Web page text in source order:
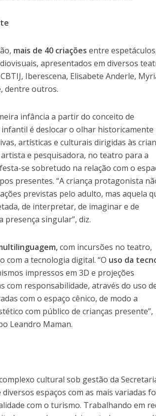
mais de 40 criaçõesentre
apresentados em diversos
Iberescena, Elisabete Anderle,
dentre outros.
infância a partir do conceito de
é deslocar o olhar historicamente
artísticas e culturais dirigidas às
e pesquisadora, no teatro para a
se sobretudo na relação com o
presentes. “A criança protagonista
previstas pelo adulto, mas aquela
de interpretar, de imaginar e de
singular”, diz.
com incursões no teatro,
com a tecnologia digital. “O uso da
impressos em 3D e projeções
com responsabilidade, através do uso
com o espaço cênico, de modo a
com público de crianças presente”,
Leandro Maman.
cultural sob gestão da
espaços com as mais variadas
com o turismo. Trabalhando em